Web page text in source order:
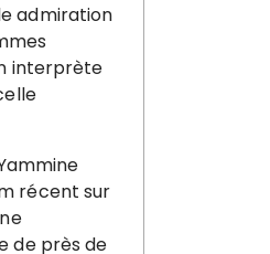
admiration
interprète
récent sur
de près de